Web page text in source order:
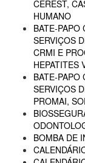
CEREST,
HUMANO
BATE-PAPO
SERVIÇOS
CRMI E
HEPATITES
BATE-PAPO
SERVIÇOS
PROMAI,
BOMBA DE